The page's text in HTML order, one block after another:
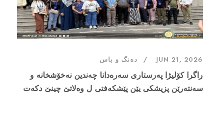
JUN 21, 2026 دەنگ و باس
راگرا کۆلیژا پەرستارى سەرەدانا چەندین نەخۆشخانە و
سەنتەرێن پزیشکی یێن پێشکەفتی ل وەلاتێ چینێ دکەت